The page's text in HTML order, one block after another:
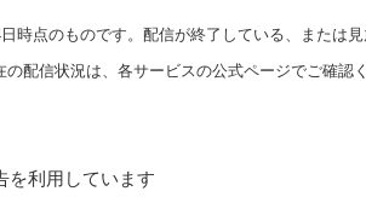
時点のものです。配信が終了している、または
配信状況は、各サービスの公式ページでご確認
を利用しています